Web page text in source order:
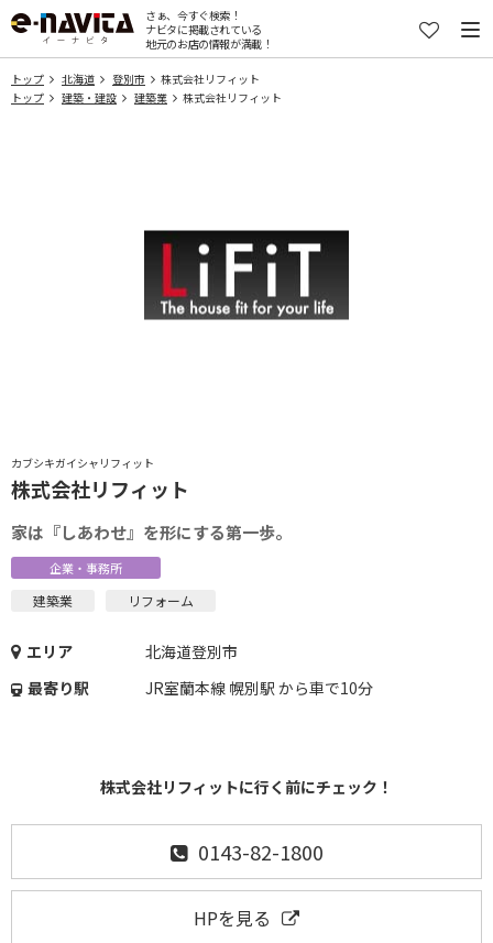
さぁ、今すぐ検索！
ナビタに掲載されている
地元のお店の情報が満載！
トップ 北海道 登別市
株式会社リフィット
トップ
建築・建設 建築業 株式会社リフィット
カブシキガイシャリフィット
株式会社リフィット
家は『しあわせ』を形にする第一歩。
企業・事務所
建築業 リフォーム
エリア
北海道登別市
最寄り駅
JR室蘭本線 幌別駅 から車で10分
株式会社リフィットに行く前にチェック！
0143-82-1800
HPを見る